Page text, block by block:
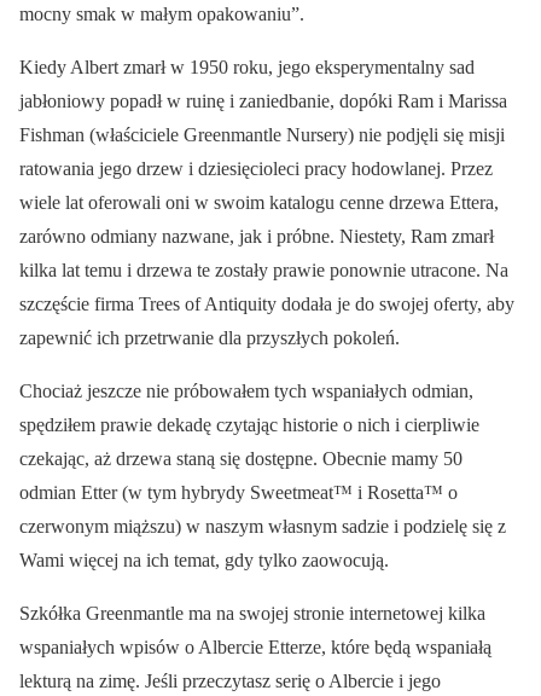
mocny smak w małym opakowaniu”.
Kiedy Albert zmarł w 1950 roku, jego eksperymentalny sad
jabłoniowy popadł w ruinę i zaniedbanie, dopóki Ram i Marissa
Fishman (właściciele Greenmantle Nursery) nie podjęli się misji
ratowania jego drzew i dziesięcioleci pracy hodowlanej. Przez
wiele lat oferowali oni w swoim katalogu cenne drzewa Ettera,
zarówno odmiany nazwane, jak i próbne. Niestety, Ram zmarł
kilka lat temu i drzewa te zostały prawie ponownie utracone. Na
szczęście firma Trees of Antiquity dodała je do swojej oferty, aby
zapewnić ich przetrwanie dla przyszłych pokoleń.
Chociaż jeszcze nie próbowałem tych wspaniałych odmian,
spędziłem prawie dekadę czytając historie o nich i cierpliwie
czekając, aż drzewa staną się dostępne. Obecnie mamy 50
odmian Etter (w tym hybrydy Sweetmeat™ i Rosetta™ o
czerwonym miąższu) w naszym własnym sadzie i podzielę się z
Wami więcej na ich temat, gdy tylko zaowocują.
Szkółka Greenmantle ma na swojej stronie internetowej kilka
wspaniałych wpisów o Albercie Etterze, które będą wspaniałą
lekturą na zimę. Jeśli przeczytasz serię o Albercie i jego